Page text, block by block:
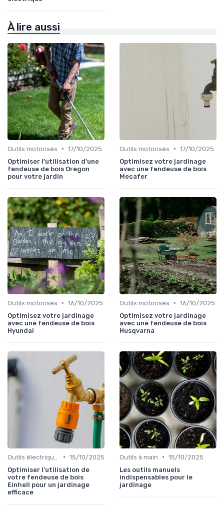
À lire aussi
Outils motorisés • 17/10/2025
Optimiser l'utilisation d'une
fendeuse de bois Oregon
pour votre jardin
Outils motorisés • 17/10/2025
Optimisez votre jardinage
avec une fendeuse de bois
Mecafer
Outils motorisés • 16/10/2025
Optimisez votre jardinage
avec une fendeuse de bois
Hyundai
Outils motorisés • 16/10/2025
Optimisez votre jardinage
avec une fendeuse de bois
Husqvarna
• 15/10/2025
Optimiser l'utilisation de
votre fendeuse de bois
Einhell pour un jardinage
efficace
Outils à main • 15/10/2025
Les outils manuels
indispensables pour le
jardinage